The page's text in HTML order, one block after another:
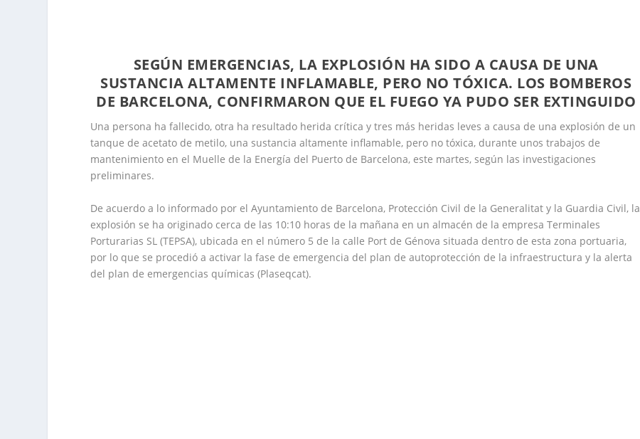
SEGÚN EMERGENCIAS, LA EXPLOSIÓN HA SIDO A CAUSA DE UNA
SUSTANCIA ALTAMENTE INFLAMABLE, PERO NO TÓXICA. LOS BOMBEROS
DE BARCELONA, CONFIRMARON QUE EL FUEGO YA PUDO SER EXTINGUIDO
Una persona ha fallecido, otra ha resultado herida crítica y tres más heridas leves a causa de una explosión de un
tanque de acetato de metilo, una sustancia altamente inflamable, pero no tóxica, durante unos trabajos de
mantenimiento en el Muelle de la Energía del Puerto de Barcelona, este martes, según las investigaciones
preliminares.
De acuerdo a lo informado por el Ayuntamiento de Barcelona, Protección Civil de la Generalitat y la Guardia Civil, la
explosión se ha originado cerca de las 10:10 horas de la mañana en un almacén de la empresa Terminales
Porturarias SL (TEPSA), ubicada en el número 5 de la calle Port de Génova situada dentro de esta zona portuaria,
por lo que se procedió a activar la fase de emergencia del plan de autoprotección de la infraestructura y la alerta
del plan de emergencias químicas (Plaseqcat).